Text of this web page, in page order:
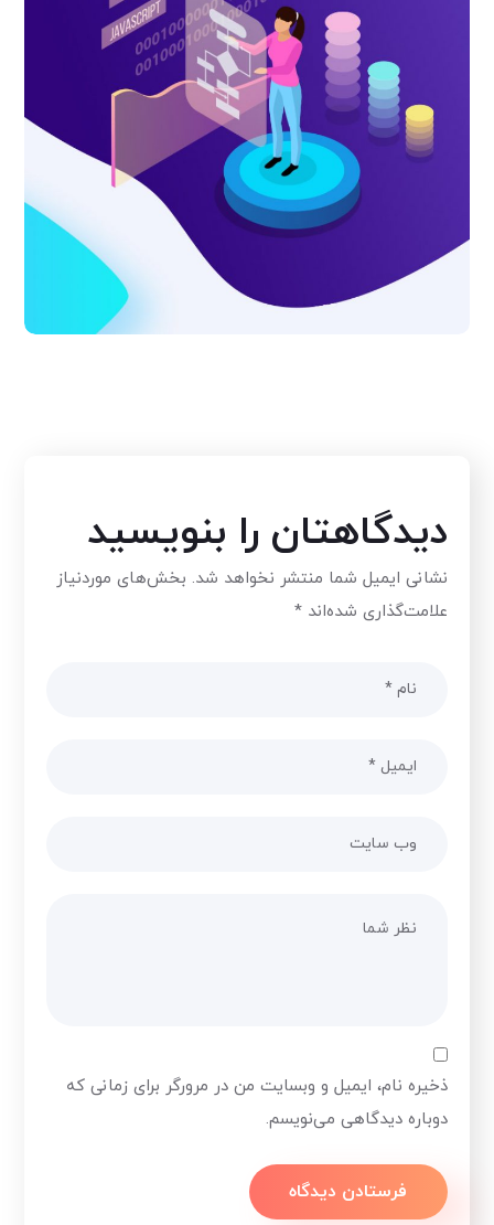
دیدگاهتان را بنویسید
نشانی ایمیل شما منتشر نخواهد شد. بخش‌های موردنیاز
علامت‌گذاری شده‌اند*
ذخیره نام، ایمیل و وبسایت من در مرورگر برای زمانی که
دوباره دیدگاهی می‌نویسم.